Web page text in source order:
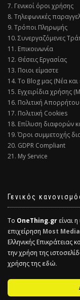
7. Γενικοί όροι χρήσης
8. Τηλεφωνικές
9. Τρόποι Πληρωμής
10. Συνεργαζόμενες
11. Επικοινωνία
12. Θέσεις Εργασίας
13. Ποιοι είμαστε
14. Το Blog μας (Νέα και
15. Εγχειρίδια χρήσης
16. Πολιτική Απορρήτου
17. Πολιτική Cookies
18. Επίλυση διαφορών
19. Όροι συμμετοχής
20. GDPR Compliant
21. My Service
Γενικός
Το OneThing.gr είναι
επιχείρηση Most Media
Ελληνικής Επικράτειας
την χρήση της
χρήσης τηςεδώ.